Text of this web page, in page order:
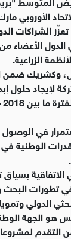
الأوروبي
تعزِّز الشراكات
الدول
الزراعية.
حلول
في
الوطنية في
تطورات
الدولي
هو الجهة
من التقدم